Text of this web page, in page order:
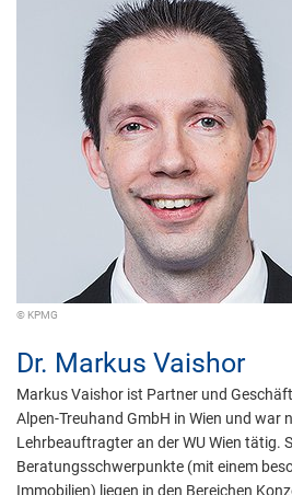
© KPMG
Dr. Markus Vaishor
Markus Vaishor ist Partner und
Alpen-Treuhand GmbH in Wien und war
Lehrbeauftragter an der WU Wien tätig.
Beratungsschwerpunkte (mit einem
Immobilien) liegen in den Bereichen